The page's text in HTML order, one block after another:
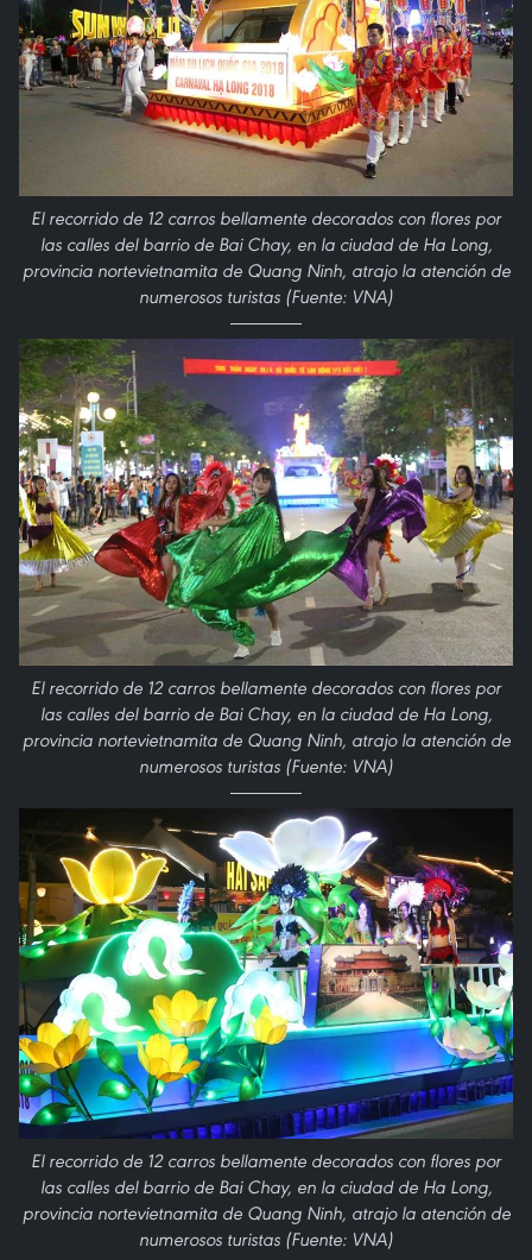
El recorrido de 12 carros bellamente decorados con flores por
las calles del barrio de Bai Chay, en la ciudad de Ha Long,
provincia nortevietnamita de Quang Ninh, atrajo la atención de
numerosos turistas (Fuente: VNA)
El recorrido de 12 carros bellamente decorados con flores por
las calles del barrio de Bai Chay, en la ciudad de Ha Long,
provincia nortevietnamita de Quang Ninh, atrajo la atención de
numerosos turistas (Fuente: VNA)
El recorrido de 12 carros bellamente decorados con flores por
las calles del barrio de Bai Chay, en la ciudad de Ha Long,
provincia nortevietnamita de Quang Ninh, atrajo la atención de
numerosos turistas (Fuente: VNA)